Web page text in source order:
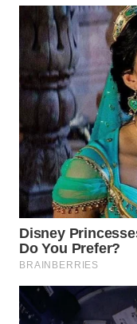
DAIRI
WN
DANAU
TOBA
WN
NIAS
WN
LANGKAT
WN
TAPANULI
WN